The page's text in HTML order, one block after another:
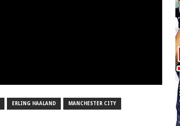
ERLING HAALAND MANCHESTER CITY